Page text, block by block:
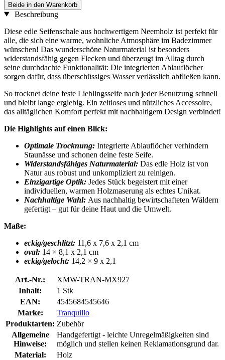
Beide in den Warenkorb
Beschreibung
Diese edle Seifenschale aus hochwertigem Neemholz ist perfekt für
alle, die sich eine warme, wohnliche Atmosphäre im Badezimmer
wünschen! Das wunderschöne Naturmaterial ist besonders
widerstandsfähig gegen Flecken und überzeugt im Alltag durch
seine durchdachte Funktionalität: Die integrierten Ablauflöcher
sorgen dafür, dass überschüssiges Wasser verlässlich abfließen kann.
So trocknet deine feste Lieblingsseife nach jeder Benutzung schnell
und bleibt lange ergiebig. Ein zeitloses und nützliches Accessoire,
das alltäglichen Komfort perfekt mit nachhaltigem Design verbindet!
Die Highlights auf einen Blick:
Optimale Trocknung: Integrierte Ablauflöcher verhindern
Staunässe und schonen deine feste Seife.
Widerstandsfähiges Naturmaterial: Das edle Holz ist von
Natur aus robust und unkompliziert zu reinigen.
Einzigartige Optik: Jedes Stück begeistert mit einer
individuellen, warmen Holzmaserung als echtes Unikat.
Nachhaltige Wahl: Aus nachhaltig bewirtschafteten Wäldern
gefertigt – gut für deine Haut und die Umwelt.
Maße:
eckig/geschlitzt: 11,6 x 7,6 x 2,1 cm
oval: 14 × 8,1 x 2,1 cm
eckig/gelocht: 14,2 × 9 x 2,1
Art.-Nr.:
XMW-TRAN-MX927
Inhalt:
1 Stk
EAN:
4545684545646
Marke:
Tranquillo
Produktarten: Zubehör
Allgemeine
Hinweise:
Handgefertigt - leichte Unregelmäßigkeiten sind
möglich und stellen keinen Reklamationsgrund dar.
Material:
Holz